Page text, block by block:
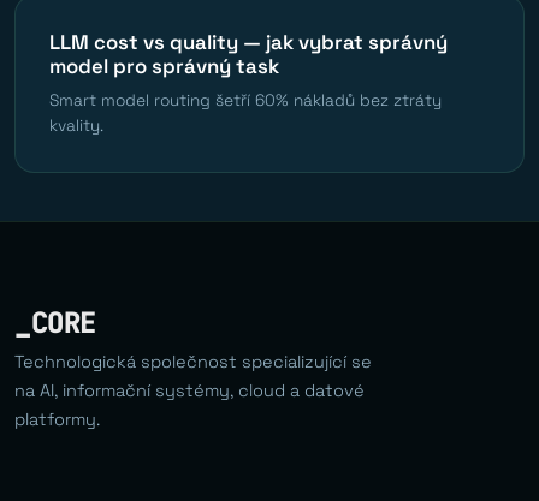
LLM cost vs quality — jak vybrat správný
model pro správný task
Smart model routing šetří 60% nákladů bez ztráty
kvality.
_CORE
Technologická společnost specializující se
na AI, informační systémy, cloud a datové
platformy.